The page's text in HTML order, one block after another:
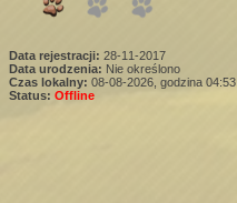
Data rejestracji: 28-11-2017
Data urodzenia: Nie określono
Czas lokalny: 08-08-2026, godzina 04:53
Status: Offline